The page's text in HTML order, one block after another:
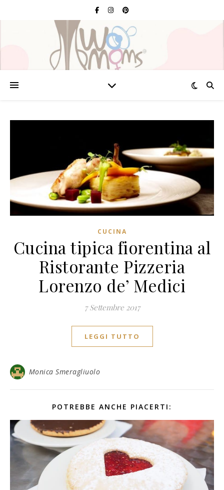
CUCINA
Cucina tipica fiorentina al
Ristorante Pizzeria
Lorenzo de’ Medici
7 Settembre 2017
LEGGI TUTTO
Monica Smeragliuolo
POTREBBE ANCHE PIACERTI: